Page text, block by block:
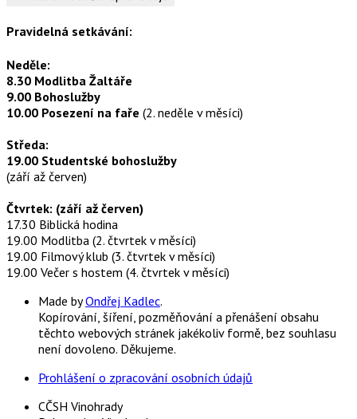
Pravidelná setkávání:
Neděle:
8.30 Modlitba Žaltáře
9.00 Bohoslužby
10.00 Posezení na faře (2. neděle v měsíci)
Středa:
19.00 Studentské bohoslužby
(září až červen)
Čtvrtek: (září až červen)
17.30 Biblická hodina
19.00 Modlitba (2. čtvrtek v měsíci)
19.00 Filmový klub (3. čtvrtek v měsíci)
19.00 Večer s hostem (4. čtvrtek v měsíci)
Made byOndřej Kadlec.
Kopírování, šíření, pozměňování a přenášení obsahu
těchto webových stránek jakékoliv formě, bez souhlasu
není dovoleno. Děkujeme.
Prohlášení o zpracování osobních údajů
CČSH Vinohrady